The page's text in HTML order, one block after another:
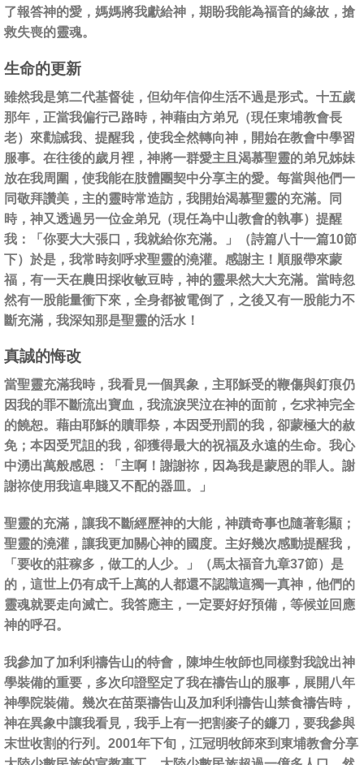
了報答神的愛，媽媽將我獻給神，期盼我能為福音的緣故，搶
救失喪的靈魂。
生命的更新
雖然我是第二代基督徒，但幼年信仰生活不過是形式。十五歲
那年，正當我偏行己路時，神藉由方弟兄（現任東埔教會長
老）來勸誡我、提醒我，使我全然轉向神，開始在教會中學習
服事。在往後的歲月裡，神將一群愛主且渴慕聖靈的弟兄姊妹
放在我周圍，使我能在肢體團契中分享主的愛。每當與他們一
同敬拜讚美，主的靈時常造訪，我開始渴慕聖靈的充滿。同
時，神又透過另一位金弟兄（現任為中山教會的執事）提醒
我：「你要大大張口，我就給你充滿。」（詩篇八十一篇10節
下）於是，我常時刻呼求聖靈的澆灌。感謝主！順服帶來蒙
福，有一天在農田採收敏豆時，神的靈果然大大充滿。當時忽
然有一股能量衝下來，全身都被電倒了，之後又有一股能力不
斷充滿，我深知那是聖靈的活水！
真誠的悔改
當聖靈充滿我時，我看見一個異象，主耶穌受的鞭傷與釘痕仍
因我的罪不斷流出寶血，我流淚哭泣在神的面前，乞求神完全
的饒恕。藉由耶穌的贖罪祭，本因受刑罰的我，卻蒙極大的赦
免；本因受咒詛的我，卻獲得最大的祝福及永遠的生命。我心
中湧出萬般感恩：「主啊！謝謝祢，因為我是蒙恩的罪人。謝
謝祢使用我這卑賤又不配的器皿。」
聖靈的充滿，讓我不斷經歷神的大能，神蹟奇事也隨著彰顯；
聖靈的澆灌，讓我更加關心神的國度。主好幾次感動提醒我，
「要收的莊稼多，做工的人少。」（馬太福音九章37節）是
的，這世上仍有成千上萬的人都還不認識這獨一真神，他們的
靈魂就要走向滅亡。我答應主，一定要好好預備，等候並回應
神的呼召。
我參加了加利利禱告山的特會，陳坤生牧師也同樣對我說出神
學裝備的重要，多次印證堅定了我在禱告山的服事，展開八年
神學院裝備。幾次在苗栗禱告山及加利利禱告山禁食禱告時，
神在異象中讓我看見，我手上有一把割麥子的鐮刀，要我參與
末世收割的行列。2001年下旬，江冠明牧師來到東埔教會分享